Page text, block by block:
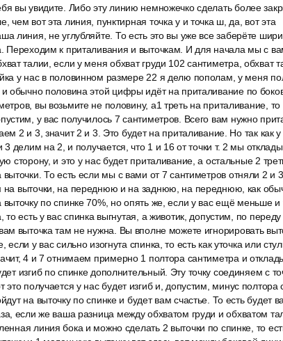
вы увидите. Либо эту линию немножечко сделать более
чем вот эта линия, пунктирная точка у и точка ш, да, вот эта
линия, не углубляйте. То есть это вы уже все заберёте
Переходим к приталивания и выточкам. И для начала мы с
талии, если у меня обхват груди 102 сантиметра, обхват
у нас в половинном размере 22 я делю пополам, у меня
и обычно половина этой цифры идёт на приталивание по
вы возьмите не половину, a1 треть на приталивание, то
у вас получилось 7 сантиметров. Всего вам нужно
2 и 3, значит 2 и 3. Это будет на приталивание. Но так как
3 делим на 2, и получается, что 1 и 16 от точки т. 2 мы
сторону, и это у нас будет приталивание, а остальные 2
выточки. То есть если мы с вами от 7 сантиметров отняли 2
на выточки, на переднюю и на заднюю, на переднюю, как
выточку по спинке 70%, но опять же, если у вас ещё меньше и
то есть у вас спинка выгнутая, а животик, допустим, по переду
выточка там не нужна. Вы вполне можете игнорировать
если у вас сильно изогнута спинка, то есть как уточка или
4 и 7 отнимаем примерно 1 полтора сантиметра и
изгиб по спинке дополнительный. Эту точку соединяем с
это получается у нас будет изгиб и, допустим, минус
на выточку по спинке и будет вам счастье. То есть
если же ваша разница между обхватом груди и обхватом
линия бока и можно сделать 2 выточки по спинке, то